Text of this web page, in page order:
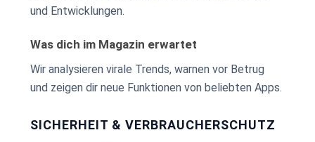
und Entwicklungen.
Was dich im Magazin erwartet
Wir analysieren virale Trends, warnen vor Betrug
und zeigen dir neue Funktionen von beliebten Apps.
SICHERHEIT & VERBRAUCHERSCHUTZ